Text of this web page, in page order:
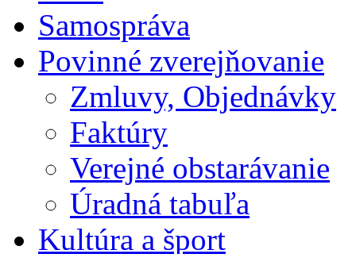
Samospráva
Povinné zverejňovanie
Zmluvy, Objednávky
Faktúry
Verejné obstarávanie
Úradná tabuľa
Kultúra a šport